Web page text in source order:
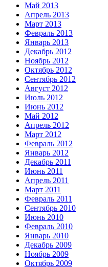
Май 2013
Апрель 2013
Март 2013
Февраль 2013
Январь 2013
Декабрь 2012
Ноябрь 2012
Октябрь 2012
Сентябрь 2012
Август 2012
Июль 2012
Июнь 2012
Май 2012
Апрель 2012
Март 2012
Февраль 2012
Январь 2012
Декабрь 2011
Июнь 2011
Апрель 2011
Март 2011
Февраль 2011
Сентябрь 2010
Июнь 2010
Февраль 2010
Январь 2010
Декабрь 2009
Ноябрь 2009
Октябрь 2009